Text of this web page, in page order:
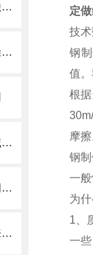
加工中心钢板防护罩有良好的耐腐蚀性，能在各种环境下长时间使用
加工中心钢板防护罩的结构特点与操作维护方式
加工中心钢板防护罩的主要应用领域和产品的主要特性
加工中心钢板防护罩碰到内部散热问题改怎么办？这篇文章告诉你
机床排屑机常见问题的解决方法快来看看吧！
定
技
钢
值
根
摩
钢
一
为
1、
一